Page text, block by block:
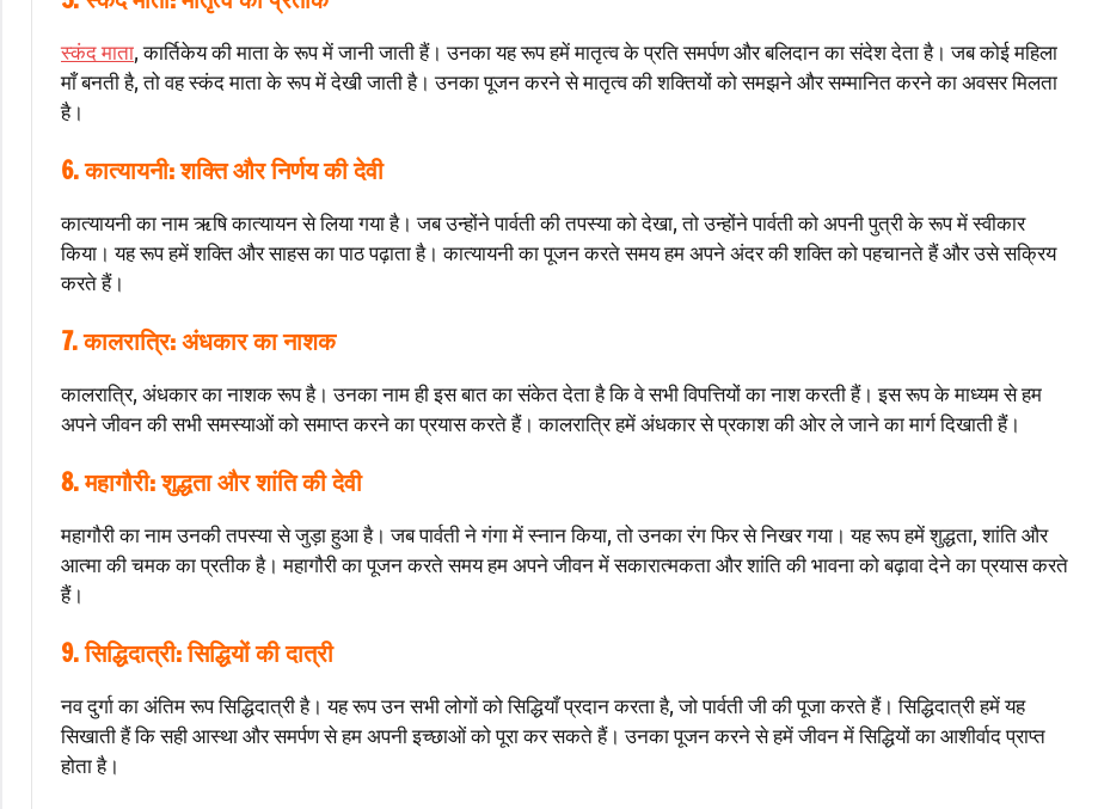
स्कंद माता , कार्तिकेय की माता के रूप में जानी जाती हैं। उनका यह रूप हमें मातृत्व के प्रति समर्पण और बलिदान का संदेश देता है। जब कोई महिला
माँ बनती है, तो वह स्कंद माता के रूप में देखी जाती है। उनका पूजन करने से मातृत्व की शक्तियों को समझने और सम्मानित करने का अवसर मिलता
है।
6. कात्यायनी: शक्ति और निर्णय की देवी
कात्यायनी का नाम ऋषि कात्यायन से लिया गया है। जब उन्होंने पार्वती की तपस्या को देखा, तो उन्होंने पार्वती को अपनी पुत्री के रूप में स्वीकार
किया। यह रूप हमें शक्ति और साहस का पाठ पढ़ाता है। कात्यायनी का पूजन करते समय हम अपने अंदर की शक्ति को पहचानते हैं और उसे सक्रिय
करते हैं।
7. कालरात्रि: अंधकार का नाशक
कालरात्रि, अंधकार का नाशक रूप है। उनका नाम ही इस बात का संकेत देता है कि वे सभी विपत्तियों का नाश करती हैं। इस रूप के माध्यम से हम
अपने जीवन की सभी समस्याओं को समाप्त करने का प्रयास करते हैं। कालरात्रि हमें अंधकार से प्रकाश की ओर ले जाने का मार्ग दिखाती हैं।
8. महागौरी: शुद्धता और शांति की देवी
महागौरी का नाम उनकी तपस्या से जुड़ा हुआ है। जब पार्वती ने गंगा में स्नान किया, तो उनका रंग फिर से निखर गया। यह रूप हमें शुद्धता, शांति और
आत्मा की चमक का प्रतीक है। महागौरी का पूजन करते समय हम अपने जीवन में सकारात्मकता और शांति की भावना को बढ़ावा देने का प्रयास करते
हैं।
9. सिद्धिदात्री: सिद्धियों की दात्री
नव दुर्गा का अंतिम रूप सिद्धिदात्री है। यह रूप उन सभी लोगों को सिद्धियाँ प्रदान करता है, जो पार्वती जी की पूजा करते हैं। सिद्धिदात्री हमें यह
सिखाती हैं कि सही आस्था और समर्पण से हम अपनी इच्छाओं को पूरा कर सकते हैं। उनका पूजन करने से हमें जीवन में सिद्धियों का आशीर्वाद प्राप्त
होता है।